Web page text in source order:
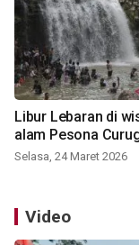
Libur Lebaran di
alam Pesona
Selasa, 24 Maret 2026
Video